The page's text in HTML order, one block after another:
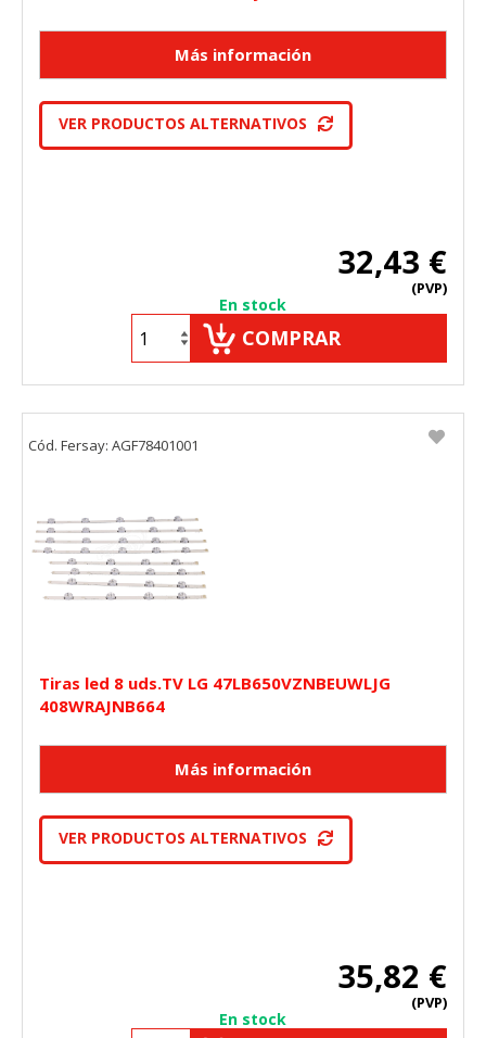
VER PRODUCTOS ALTERNATIVOS
32,43 €
(PVP)
En stock
COMPRAR
Tiras led 8 uds.TV LG 47LB650VZNBEUWLJG
408WRAJNB664
VER PRODUCTOS ALTERNATIVOS
35,82 €
(PVP)
En stock
Cód. Fersay: AGF78401001